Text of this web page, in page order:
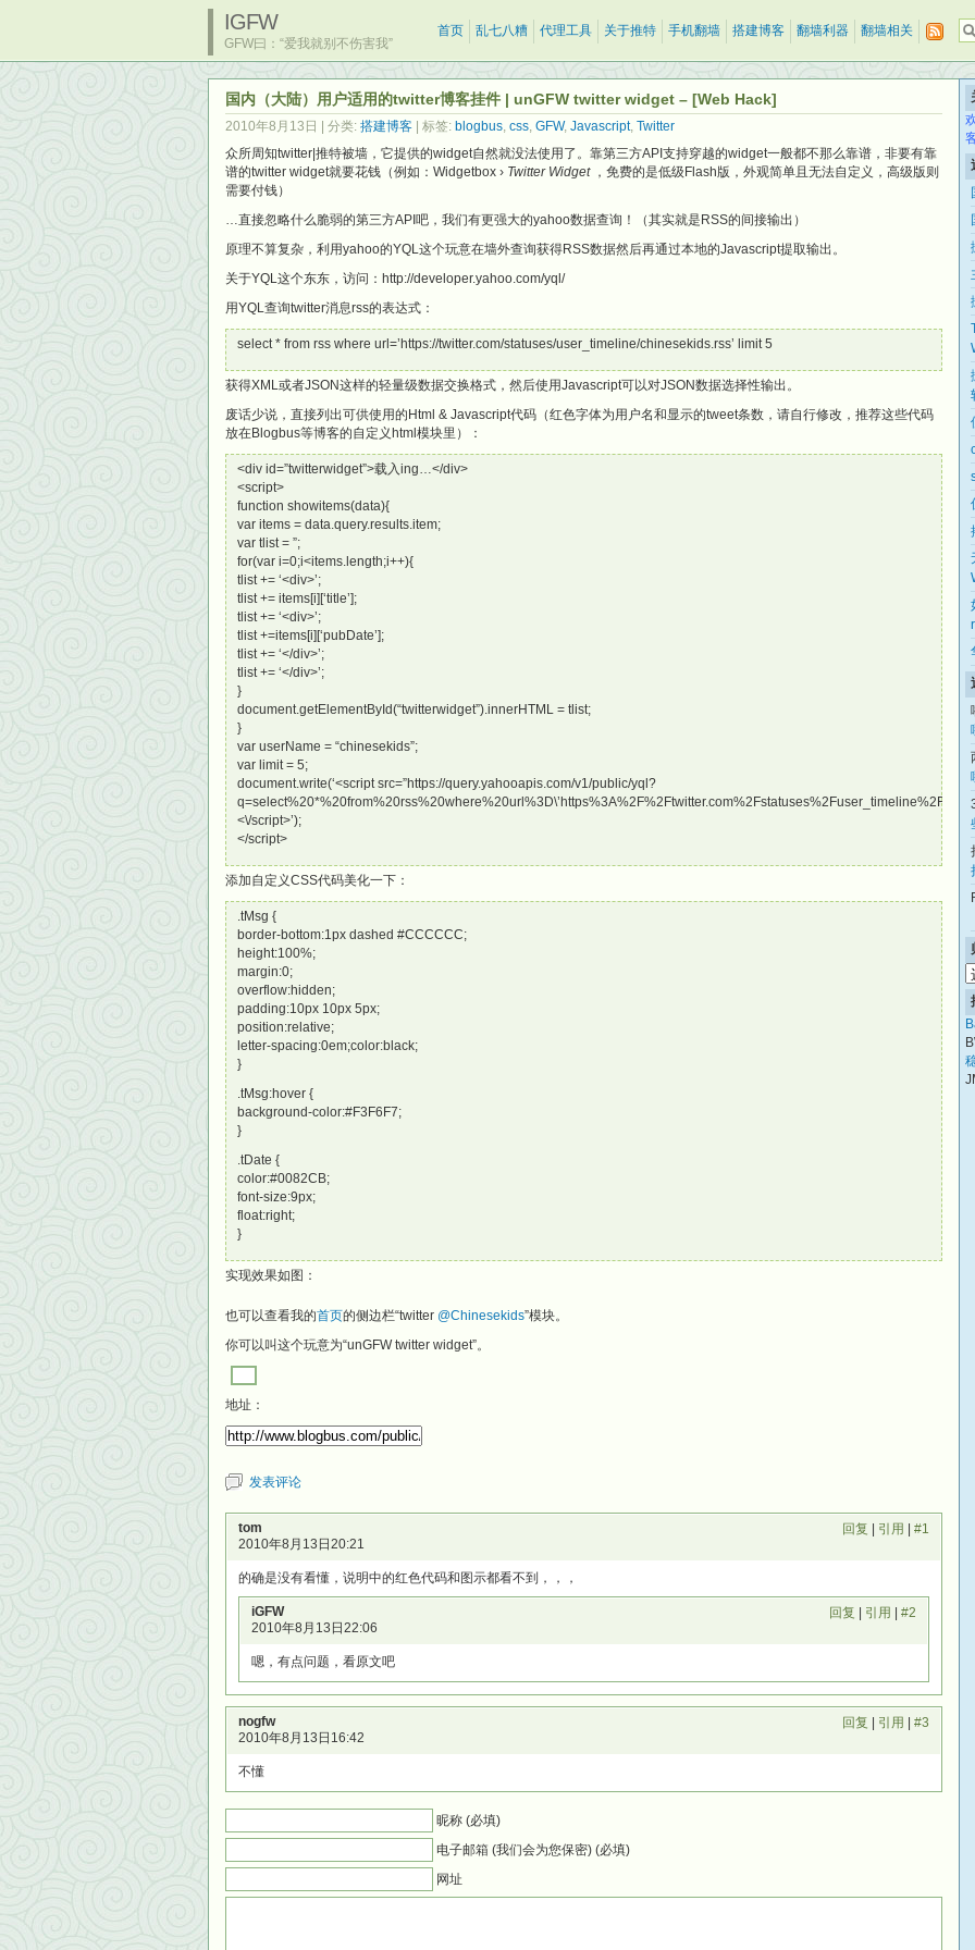
IGFW
GFW曰：“爱我就别不伤害我”
首页 乱七八糟 代理工具 关于推特 手机翻墙 搭建博客 翻墙利器 翻墙相关
国内（大陆）用户适用的twitter博客挂件 | unGFW twitter widget – [Web Hack]
2010年8月13日 | 分类: 搭建博客 | 标签: blogbus, css, GFW, Javascript, Twitter
众所周知twitter|推特被墙，它提供的widget自然就没法使用了。靠第三方API支持穿越的widget一般都不那么靠谱，非要有靠
谱的twitter widget就要花钱（例如：Widgetbox › Twitter Widget，免费的是低级Flash版，外观简单且无法自定义，高级版则
需要付钱）
…直接忽略什么脆弱的第三方API吧，我们有更强大的yahoo数据查询！
（其实就是RSS的间接输出 ）
原理不算复杂，利用yahoo的YQL这个玩意在墙外查询获得RSS数据然后再通过本地的Javascript提取输出。
关于YQL这个东东，访问：http://developer.yahoo.com/yql/
用YQL查询twitter消息rss的表达式：
select * from rss where url=’https://twitter.com/statuses/user_timeline/chinesekids.rss’ limit 5
获得XML或者JSON这样的轻量级数据交换格式，然后使用Javascript可以对JSON数据选择性输出。
废话少说，直接列出可供使用的Html & Javascript代码（红色字体为用户名和显示的tweet条数，请自行修改，推荐这些代码
放在Blogbus等博客的自定义html模块里）：
<div id=”twitterwidget”>载入ing…</div>
<script>
function showitems(data){
var items = data.query.results.item;
var tlist = ”;
for(var i=0;i<items.length;i++){
tlist += ‘<div>’;
tlist += items[i][‘title’];
tlist += ‘<div>’;
tlist +=items[i][‘pubDate’];
tlist += ‘</div>’;
tlist += ‘</div>’;
}
document.getElementById(“twitterwidget”).innerHTML = tlist;
}
var userName = “chinesekids”;
var limit = 5;
document.write(‘<script src=”https://query.yahooapis.com/v1/public/yql?
<\/script>’);
</script>
添加自定义CSS代码美化一下：
.tMsg {
border-bottom:1px dashed #CCCCCC;
height:100%;
margin:0;
overflow:hidden;
padding:10px 10px 5px;
position:relative;
letter-spacing:0em;color:black;
}
.tMsg:hover {
background-color:#F3F6F7;
}
.tDate {
color:#0082CB;
font-size:9px;
float:right;
}
实现效果如图：
也可以查看我的首页的侧边栏“twitter @Chinesekids”模块。
你可以叫这个玩意为“unGFW twitter widget”。
地址：
发表评论
tom
2010年8月13日20:21
回复 引用 #1
的确是没有看懂，说明中的红色代码和图示都看不到，，，
iGFW
2010年8月13日22:06
回复 引用 #2
嗯，有点问题，看原文吧
nogfw
2010年8月13日16:42
回复 引用 #3
不懂
昵称 (必填)
电子邮箱 (我们会为您保密) (必填)
网址